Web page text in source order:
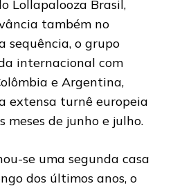
Lollapalooza Brasil,
também no
sequência, o grupo
internacional com
e Argentina,
extensa turnê europeia
meses de junho e julho.
se uma segunda casa
dos últimos anos, o